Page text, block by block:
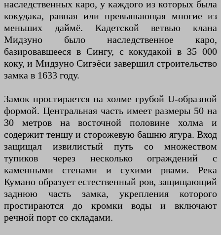
наследственных каро, у каждого из которых была
кокудака, равная или превышающая многие из
меньших даймё. Кадетской ветвью клана
Мидзуно было наследственное каро,
базировавшееся в Сингу, с кокудакой в ​​35 000
коку, и Мидзуно Сигэёси завершил строительство
замка в 1633 году.
Замок простирается на холме грубой U-образной
формой. Центральная часть имеет размеры 50 на
30 метров на восточной половине холма и
содержит теншу и сторожевую башню ягура. Вход
защищал извилистый путь со множеством
тупиков через несколько ограждений с
каменными стенами и сухими рвами. Река
Кумано образует естественный ров, защищающий
заднюю часть замка, укрепления которого
простираются до кромки воды и включают
речной порт со складами.